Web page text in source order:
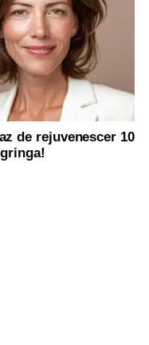
de rejuvenescer 10